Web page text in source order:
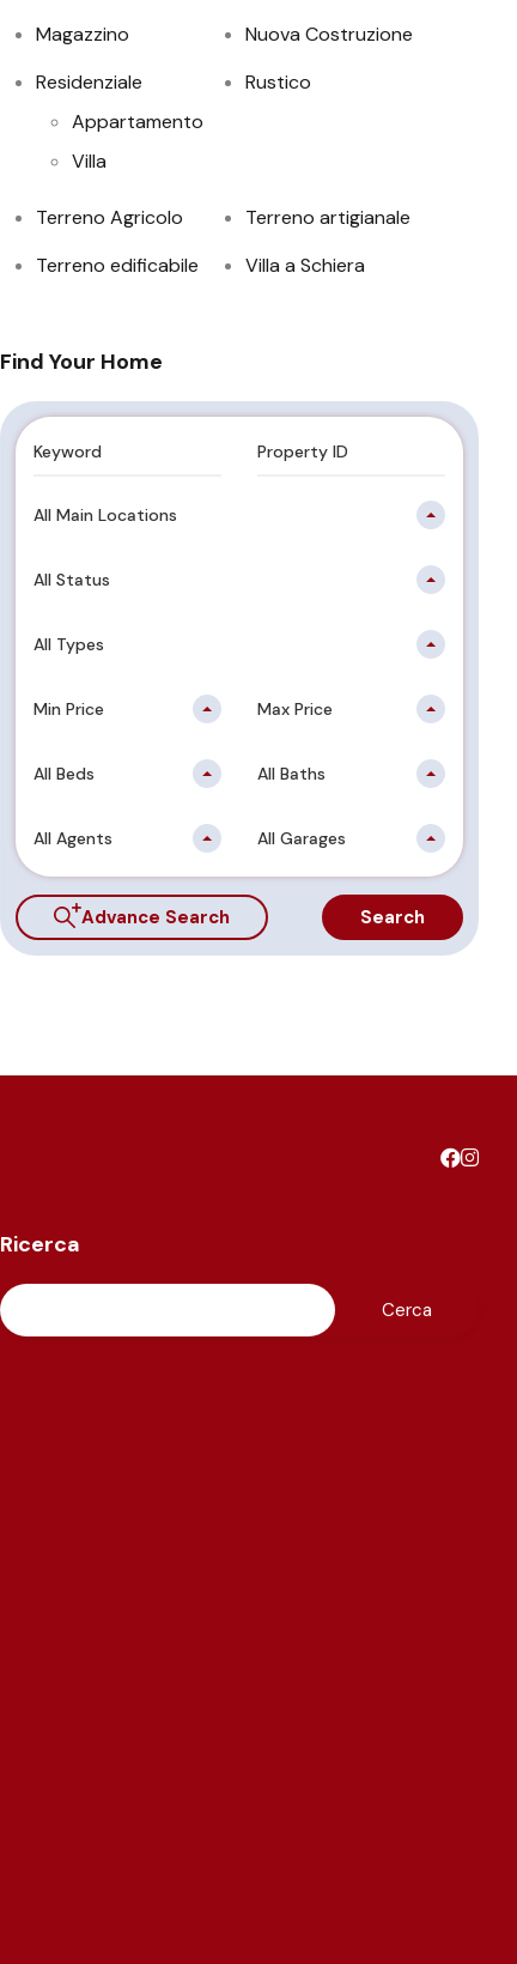
Magazzino
Nuova Costruzione
Residenziale
Appartamento
Villa
Rustico
Terreno Agricolo
Terreno artigianale
Terreno edificabile
Villa a Schiera
Find Your Home
All Main Locations
All Status
All Types
Min Price Max Price
All Beds All Baths
All Agents All Garages
Advance Search Search
Ricerca